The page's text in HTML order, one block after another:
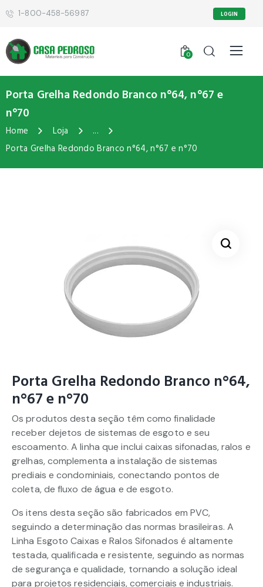
1-800-458-56987 LOGIN
0
Porta Grelha Redondo Branco n°64, n°67 e
n°70
Home Loja
...
Porta Grelha Redondo Branco n°64, n°67 e n°70
Porta Grelha Redondo Branco n°64,
n°67 e n°70
Os produtos desta seção têm como finalidade
receber dejetos de sistemas de esgoto e seu
escoamento. A linha que inclui caixas sifonadas, ralos e
grelhas, complementa a instalação de sistemas
prediais e condominiais, conectando pontos de
coleta, de fluxo de água e de esgoto.
Os itens desta seção são fabricados em PVC,
seguindo a determinação das normas brasileiras. A
Linha Esgoto Caixas e Ralos Sifonados é altamente
testada, qualificada e resistente, seguindo as normas
de segurança e qualidade, tornando a solução ideal
para projetos residenciais, comerciais e industriais.